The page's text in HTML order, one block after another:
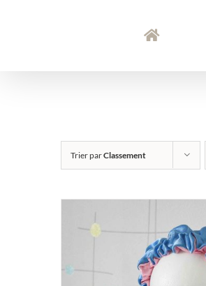
Trier parClassement